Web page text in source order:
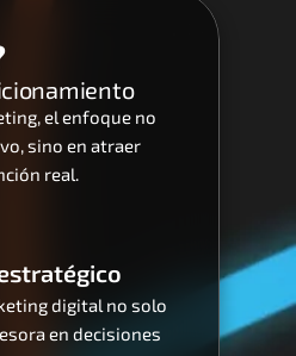
el enfoque no
sino en atraer
real.
digital no solo
en decisiones